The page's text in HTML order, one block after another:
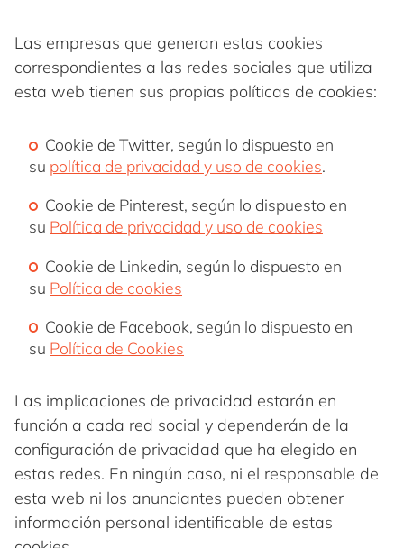
Las empresas que generan estas cookies
correspondientes a las redes sociales que utiliza
esta web tienen sus propias políticas de cookies:
Cookie de Twitter, según lo dispuesto en
su política de privacidad y uso de cookies.
Cookie de Pinterest, según lo dispuesto en
su Política de privacidad y uso de cookies
Cookie de Linkedin, según lo dispuesto en
su Política de cookies
Cookie de Facebook, según lo dispuesto en
su Política de Cookies
Las implicaciones de privacidad estarán en
función a cada red social y dependerán de la
configuración de privacidad que ha elegido en
estas redes. En ningún caso, ni el responsable de
esta web ni los anunciantes pueden obtener
información personal identificable de estas